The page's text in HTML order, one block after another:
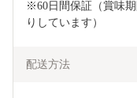
※60日間保証（賞味
りしています）
配送方法